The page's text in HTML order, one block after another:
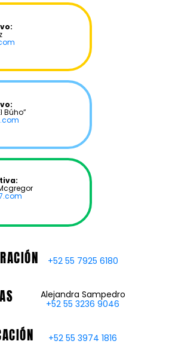
Búho”
+52 55 7925 6180
Alejandra Sampedro
+52 55 3236 9046
+52 55 3974 1816